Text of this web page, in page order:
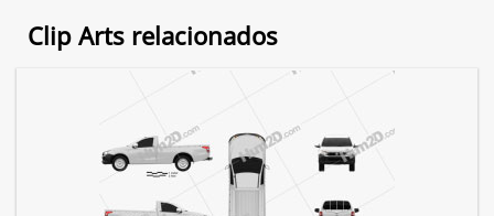
Clip Arts relacionados